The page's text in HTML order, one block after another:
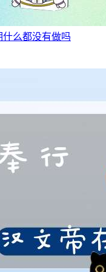
什么都没有做吗